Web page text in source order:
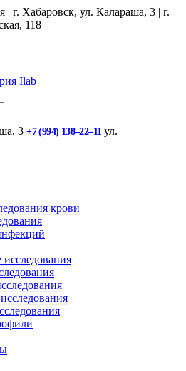
г. Хабаровск, ул. Калараша, 3 | г.
118
3 +7 (994) 138‒22‒11 ул. ​
крови
исследования